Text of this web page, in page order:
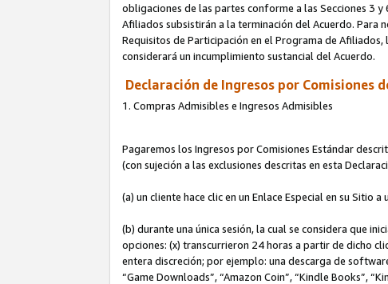
obligaciones de las partes conforme a las Secciones 3
Afiliados subsistirán a la terminación del Acuerdo. Para
Requisitos de Participación en el Programa de
considerará un incumplimiento sustancial del Acuerdo.
Declaración de Ingresos por Comisiones
1. Compras Admisibles e Ingresos Admisibles
Pagaremos los Ingresos por Comisiones Estándar
(con sujeción a las exclusiones descritas en esta
(a) un cliente hace clic en un Enlace Especial en su Sitio a
(b) durante una única sesión, la cual se considera que
opciones: (x) transcurrieron 24 horas a partir de dicho
entera discreción; por ejemplo: una descarga de
“Game Downloads”, “Amazon Coin”, “Kindle Books”,